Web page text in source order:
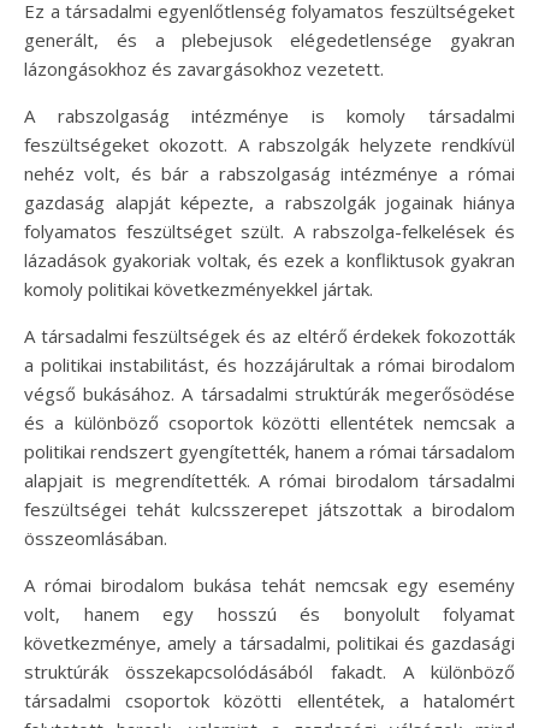
Ez a társadalmi egyenlőtlenség folyamatos feszültségeket
generált, és a plebejusok elégedetlensége gyakran
lázongásokhoz és zavargásokhoz vezetett.
A rabszolgaság intézménye is komoly társadalmi
feszültségeket okozott. A rabszolgák helyzete rendkívül
nehéz volt, és bár a rabszolgaság intézménye a római
gazdaság alapját képezte, a rabszolgák jogainak hiánya
folyamatos feszültséget szült. A rabszolga-felkelések és
lázadások gyakoriak voltak, és ezek a konfliktusok gyakran
komoly politikai következményekkel jártak.
A társadalmi feszültségek és az eltérő érdekek fokozották
a politikai instabilitást, és hozzájárultak a római birodalom
végső bukásához. A társadalmi struktúrák megerősödése
és a különböző csoportok közötti ellentétek nemcsak a
politikai rendszert gyengítették, hanem a római társadalom
alapjait is megrendítették. A római birodalom társadalmi
feszültségei tehát kulcsszerepet játszottak a birodalom
összeomlásában.
A római birodalom bukása tehát nemcsak egy esemény
volt, hanem egy hosszú és bonyolult folyamat
következménye, amely a társadalmi, politikai és gazdasági
struktúrák összekapcsolódásából fakadt. A különböző
társadalmi csoportok közötti ellentétek, a hatalomért